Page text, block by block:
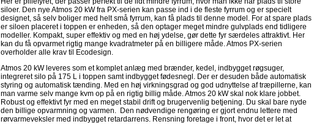
siloer. Den nye Atmos 20 kW fra PX-serien kan passe ind i de fleste fyrrum og er specielt
designet, så selv boliger med helt små fyrrum, kan få plads til denne model. For at spare plads
er siloen placeret i toppen er enheden, så den optager meget mindre gulvplads end tidligere
modeller. Kompakt, super effektiv og med en høj ydelse, gør dette fyr særdeles attraktivt. Her
kan du få opvarmet rigtig mange kvadratmeter på en billigere måde. Atmos PX-serien
overholder alle krav til Ecodesign.
Atmos 20 kW leveres som et komplet anlæg med brænder, kedel, indbygget røgsuger,
integreret silo på 175 L i toppen samt indbygget fødesnegl. Der er desuden både automatisk
styring og automatisk tænding. Med en høj virkningsgrad og god udnyttelse af træpillerne, kan
man varme selv mange kvm op på en rigtig billig måde. Atmos 20 kW skal nok klare jobbet.
Robust og effektivt fyr med en meget stabil drift og brugervenlig betjening. Du skal bare nyde
den billige opvarmning og varmen. Den nødvendige rengøring er gjort endnu lettere med
rørvarmeveksler med indbygget retardarrens. Rensning foretage i front, hvor det er let at